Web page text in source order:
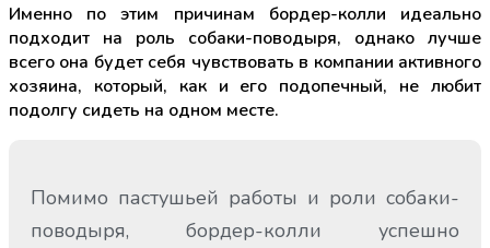
Именно по этим причинам бордер-колли идеально
подходит на роль собаки-поводыря, однако лучше
всего она будет себя чувствовать в компании активного
хозяина, который, как и его подопечный, не любит
подолгу сидеть на одном месте.
Помимо пастушьей работы и роли собаки-
поводыря, бордер-колли успешно